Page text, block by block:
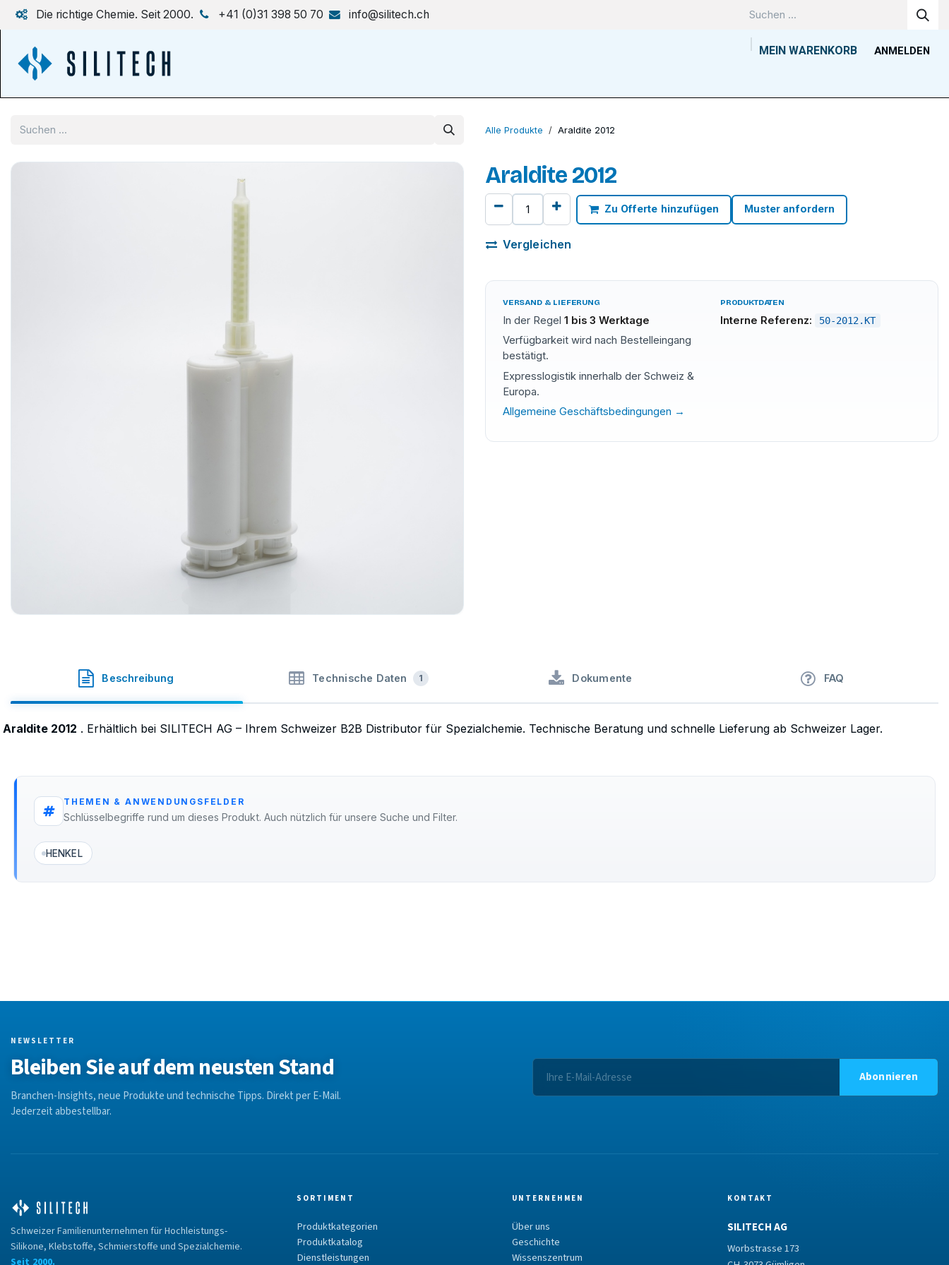
Zum Inhalt springen
Die richtige Chemie. Seit 2000. +41 (0)31 398 50 70 info@silitech.ch
MEIN WARENKORB ANMELDEN
Alle Produkte Araldite 2012
Araldite 2012
Zu Offerte hinzufügen Muster anfordern
Vergleichen
VERSAND & LIEFERUNG
In der Regel 1 bis 3 Werktage
Verfügbarkeit wird nach Bestelleingang
bestätigt.
Expresslogistik innerhalb der Schweiz &
Europa.
Allgemeine Geschäftsbedingungen →
PRODUKTDATEN
Interne Referenz: 50-2012.KT
Beschreibung Technische Daten 1 Dokumente FAQ
Araldite 2012 . Erhältlich bei SILITECH AG – Ihrem Schweizer B2B Distributor für Spezialchemie. Technische Beratung und schnelle Lieferung ab Schweizer Lager.
THEMEN & ANWENDUNGSFELDER
Schlüsselbegriffe rund um dieses Produkt. Auch nützlich für unsere Suche und Filter.
HENKEL
NEWSLETTER
Bleiben Sie auf dem neusten Stand
Branchen-Insights, neue Produkte und technische Tipps. Direkt per E-Mail.
Jederzeit abbestellbar.
Abonnieren
Schweizer Familienunternehmen für Hochleistungs-
Silikone, Klebstoffe, Schmierstoffe und Spezialchemie.
Seit 2000.
SORTIMENT
Produktkategorien
Produktkatalog
Dienstleistungen
UNTERNEHMEN
Über uns
Geschichte
Wissenszentrum
KONTAKT
SILITECH AG
Worbstrasse 173